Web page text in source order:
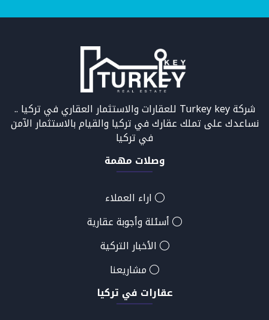
شركة Turkey key للعقارات والاستثمار العقاري في تركيا ..
نساعدك على تملك عقارك في تركيا والقيام بالاستثمار الآمن
في تركيا
وصلات مهمة
اراء العملاء
أسئلة وأجوبة عقارية
الأخبار التركية
مشاريعنا
عقارات في تركيا